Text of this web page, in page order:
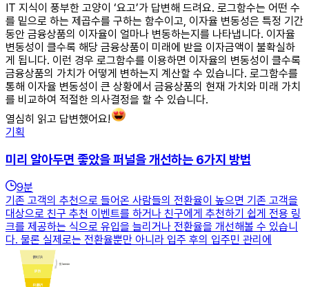
IT 지식이 풍부한 고양이 ‘요고’가 답변해 드려요. 로그함수는 어떤 수
를 밑으로 하는 제곱수를 구하는 함수이고, 이자율 변동성은 특정 기간
동안 금융상품의 이자율이 얼마나 변동하는지를 나타냅니다. 이자율
변동성이 클수록 해당 금융상품이 미래에 받을 이자금액이 불확실하
게 됩니다. 이런 경우 로그함수를 이용하면 이자율의 변동성이 클수록
금융상품의 가치가 어떻게 변하는지 계산할 수 있습니다. 로그함수를
통해 이자율 변동성이 큰 상황에서 금융상품의 현재 가치와 미래 가치
를 비교하여 적절한 의사결정을 할 수 있습니다.
열심히 읽고 답변했어요!
기획
미리 알아두면 좋았을 퍼널을 개선하는 6가지 방법
9분
기존 고객의 추천으로 들어온 사람들의 전환율이 높으면 기존 고객을
대상으로 친구 추천 이벤트를 하거나 친구에게 추천하기 쉽게 전용 링
크를 제공하는 식으로 유입을 늘리거나 전환율을 개선해볼 수 있습니
다. 물론 실제로는 전환율뿐만 아니라 입주 후의 입주민 관리에